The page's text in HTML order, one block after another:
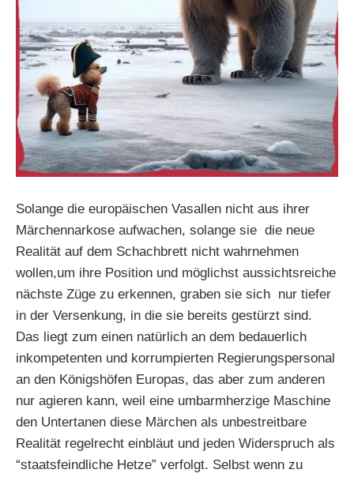
Solange die europäischen Vasallen nicht aus ihrer
Märchennarkose aufwachen, solange sie die neue
Realität auf dem Schachbrett nicht wahrnehmen
wollen,um ihre Position und möglichst aussichtsreiche
nächste Züge zu erkennen, graben sie sich nur tiefer
in der Versenkung, in die sie bereits gestürzt sind.
Das liegt zum einen natürlich an dem bedauerlich
inkompetenten und korrumpierten Regierungspersonal
an den Königshöfen Europas, das aber zum anderen
nur agieren kann, weil eine umbarmherzige Maschine
den Untertanen diese Märchen als unbestreitbare
Realität regelrecht einbläut und jeden Widerspruch als
“staatsfeindliche Hetze” verfolgt. Selbst wenn zu